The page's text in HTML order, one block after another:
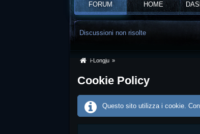
FORUM HOME
Discussioni non risolte
i-Longju »
Cookie Policy
Questo sito utilizza i cookie.